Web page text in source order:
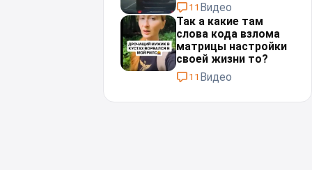
11 Видео
Так а какие там
слова кода взлома
матрицы настройки
своей жизни то?
11 Видео